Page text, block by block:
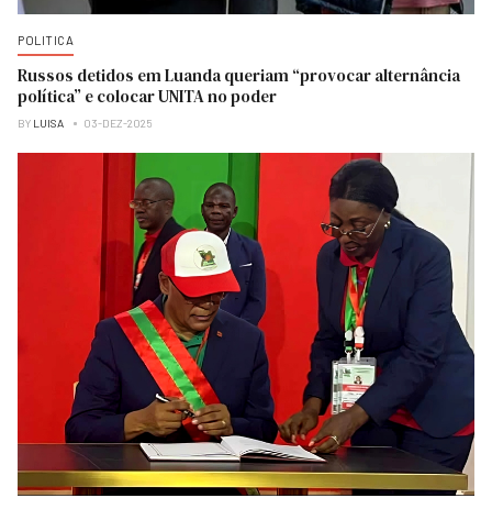
POLITICA
Russos detidos em Luanda queriam “provocar alternância
política” e colocar UNITA no poder
BY LUISA 03-DEZ-2025